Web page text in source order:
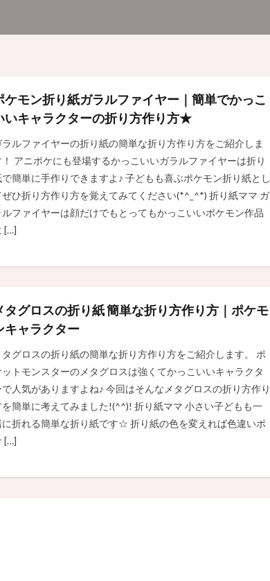
ケモン折り紙ガラルファイヤー｜簡単でかっこ
いキャラクターの折り方作り方★
ラルファイヤーの折り紙の簡単な折り方作り方をご紹介しま
！ アニポケにも登場するかっこいいガラルファイヤーは折り
で簡単に手作りできますよ♪ 子どもも喜ぶポケモン折り紙とし
ぜひ折り方作り方を覚えてみてください(*^_^*) 折り紙ママ ガ
ルファイヤーは顔だけでもとってもかっこいいポケモン作品
[…]
タグロスの折り紙 簡単な折り方作り方｜ポケモ
キャラクター
タグロスの折り紙の簡単な折り方作り方をご紹介します。 ポ
ットモンスターのメタグロスは強くてかっこいいキャラクタ
で人気がありますよね♪ 今回はそんなメタグロスの折り方作り
を簡単に考えてみました!(^^)! 折り紙ママ 小さい子どもも一
に折れる簡単な折り紙です☆ 折り紙の色を変えれば色違いポ
[…]